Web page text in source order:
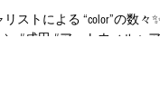
ストによる “color”の数々✨
#成田 #アットウィルヘア